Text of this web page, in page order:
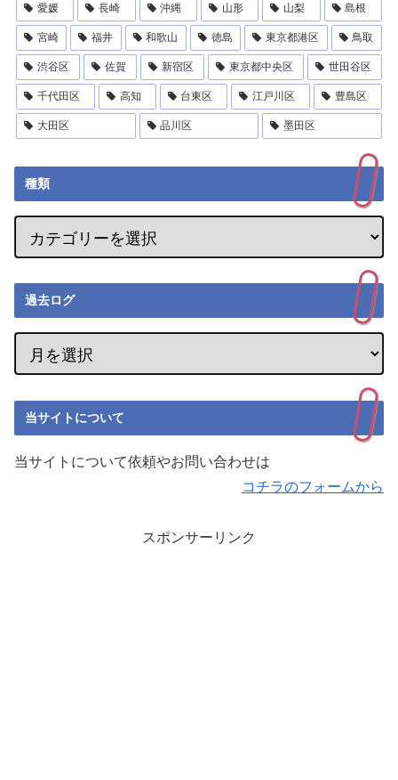
愛媛 長崎 沖縄 山形 山梨 島根
宮崎 福井 和歌山 徳島 東京都港区 鳥取
渋谷区 佐賀 新宿区 東京都中央区 世田谷区
千代田区 高知 台東区 江戸川区 豊島区
大田区 品川区 墨田区
種類
過去ログ
当サイトについて
当サイトについて依頼やお問い合わせは
コチラのフォームから
スポンサーリンク